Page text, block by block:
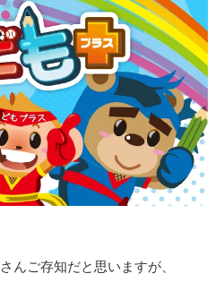
んご存知だと思いますが、